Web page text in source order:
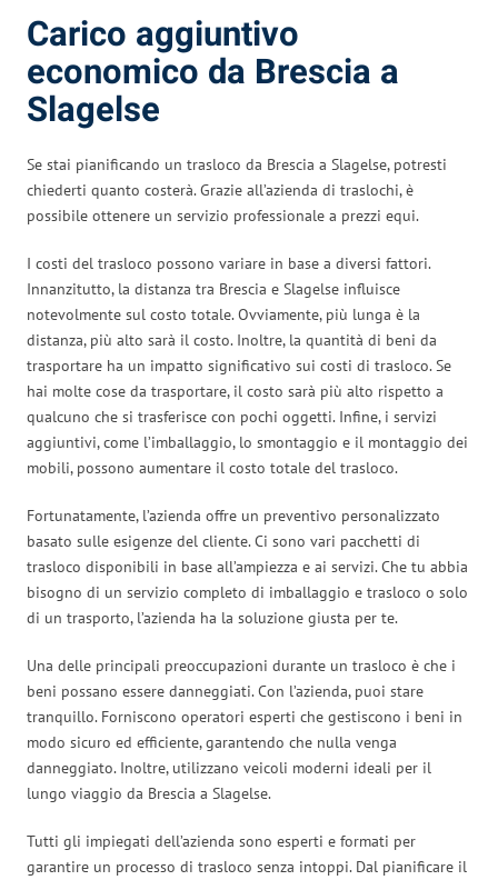
Carico aggiuntivo
economico da Brescia a
Slagelse
Se stai pianificando un trasloco da Brescia a Slagelse, potresti
chiederti quanto costerà. Grazie all’azienda di traslochi, è
possibile ottenere un servizio professionale a prezzi equi.
I costi del trasloco possono variare in base a diversi fattori.
Innanzitutto, la distanza tra Brescia e Slagelse influisce
notevolmente sul costo totale. Ovviamente, più lunga è la
distanza, più alto sarà il costo. Inoltre, la quantità di beni da
trasportare ha un impatto significativo sui costi di trasloco. Se
hai molte cose da trasportare, il costo sarà più alto rispetto a
qualcuno che si trasferisce con pochi oggetti. Infine, i servizi
aggiuntivi, come l’imballaggio, lo smontaggio e il montaggio dei
mobili, possono aumentare il costo totale del trasloco.
Fortunatamente, l’azienda offre un preventivo personalizzato
basato sulle esigenze del cliente. Ci sono vari pacchetti di
trasloco disponibili in base all’ampiezza e ai servizi. Che tu abbia
bisogno di un servizio completo di imballaggio e trasloco o solo
di un trasporto, l’azienda ha la soluzione giusta per te.
Una delle principali preoccupazioni durante un trasloco è che i
beni possano essere danneggiati. Con l’azienda, puoi stare
tranquillo. Forniscono operatori esperti che gestiscono i beni in
modo sicuro ed efficiente, garantendo che nulla venga
danneggiato. Inoltre, utilizzano veicoli moderni ideali per il
lungo viaggio da Brescia a Slagelse.
Tutti gli impiegati dell’azienda sono esperti e formati per
garantire un processo di trasloco senza intoppi. Dal pianificare il